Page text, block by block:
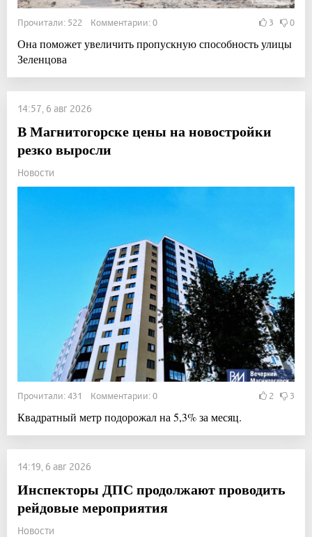
Прочитали: 522 Комментарии: 0 3 0
Она поможет увеличить пропускную способность улицы
Зеленцова
14:57, 6 авг 2026
В Магнитогорске цены на новостройки
резко выросли
Новости
Прочитали: 431 Комментарии: 0 2 3
Квадратный метр подорожал на 5,3% за месяц.
14:19, 6 авг 2026
Инспекторы ДПС продолжают проводить
рейдовые мероприятия
Новости